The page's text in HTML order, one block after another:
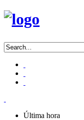
Última hora